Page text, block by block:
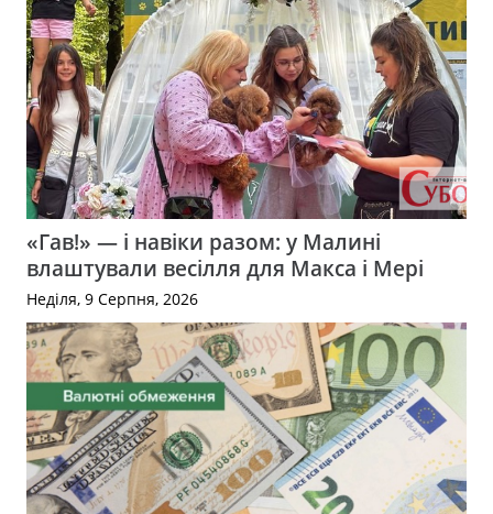
«Гав!» — і навіки разом: у Малині
влаштували весілля для Макса і Мері
Неділя, 9 Серпня, 2026